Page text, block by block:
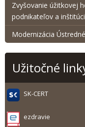
Zvyšovanie úžitkovej
podnikateľov a
Modernizácia
Užitočné
SK-CERT
ezdravie